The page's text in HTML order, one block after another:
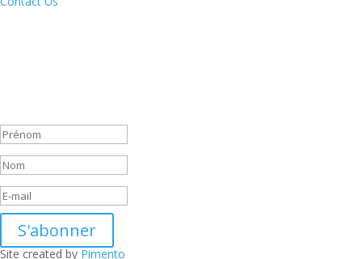
S'abonner
Site created by Pimento